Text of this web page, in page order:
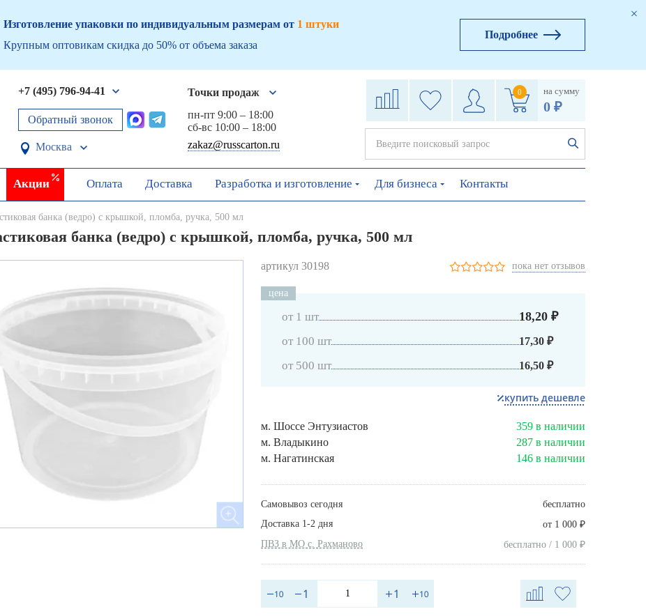
Изготовление упаковки по индивидуальным размерам от 1 штуки
Крупным оптовикам скидка до 50% от объема заказа
Подробнее
+7 (495) 796-94-41
Обратный звонок
Москва
Точки продаж
пн-пт 9:00 – 18:00
сб-вс 10:00 – 18:00
zakaz@russcarton.ru
0 на сумму
0 ₽
Акции Оплата Доставка Разработка и изготовление Для бизнеса Контакты
банка (ведро) с крышкой, пломба, ручка, 500 мл
банка (ведро) с крышкой, пломба, ручка, 500 мл
артикул 30198 пока нет отзывов
цена
от 1 шт 18,20 ₽
от 100 шт 17,30 ₽
от 500 шт 16,50 ₽
купить дешевле
м. Шоссе Энтузиастов
359 в наличии
м. Владыкино
287 в наличии
м. Нагатинская
146 в наличии
Самовывоз сегодня
бесплатно
Доставка 1-2 дня
от 1 000 ₽
ПВЗ в МО с. Рахманово бесплатно / 1 000 ₽